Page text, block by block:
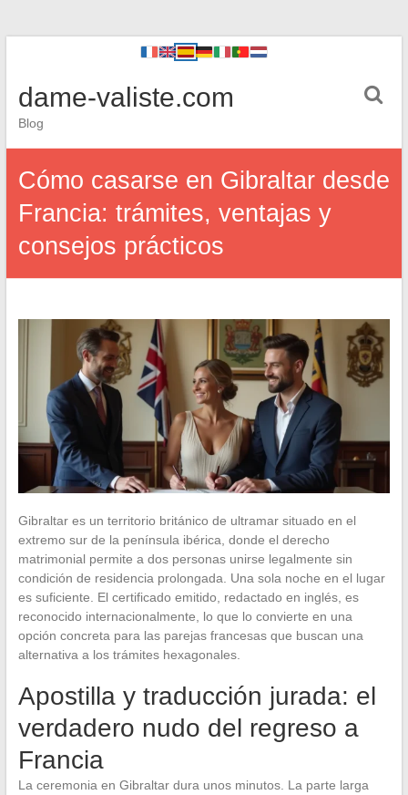
dame-valiste.com
Blog
Cómo casarse en Gibraltar desde
Francia: trámites, ventajas y
consejos prácticos
Gibraltar es un territorio británico de ultramar situado en el
extremo sur de la península ibérica, donde el derecho
matrimonial permite a dos personas unirse legalmente sin
condición de residencia prolongada. Una sola noche en el lugar
es suficiente. El certificado emitido, redactado en inglés, es
reconocido internacionalmente, lo que lo convierte en una
opción concreta para las parejas francesas que buscan una
alternativa a los trámites hexagonales.
Apostilla y traducción jurada: el
verdadero nudo del regreso a
Francia
La ceremonia en Gibraltar dura unos minutos. La parte larga